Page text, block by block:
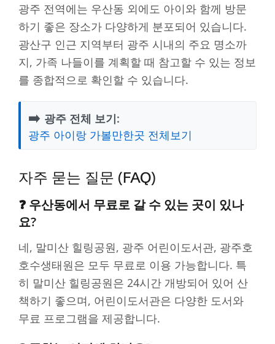
광주 전역에는 우산동 외에도 아이와 함께 방문
하기 좋은 장소가 다양하게 분포되어 있습니다.
광산구 인근 지역부터 광주 시내의 주요 명소까
지, 가족 나들이를 계획할 때 참고할 수 있는 정보
를 종합적으로 확인할 수 있습니다.
➡️ 광주 전체 보기:
광주 아이랑 가볼만한곳 전체보기
자주 묻는 질문 (FAQ)
❓ 우산동에서 무료로 갈 수 있는 곳이 있나
요?
네, 말미산 힐링공원, 광주 어린이도서관, 광주호
호수생태원은 모두 무료로 이용 가능합니다. 특
히 말미산 힐링공원은 24시간 개방되어 있어 산
책하기 좋으며, 어린이도서관은 다양한 도서와
무료 프로그램을 제공합니다.